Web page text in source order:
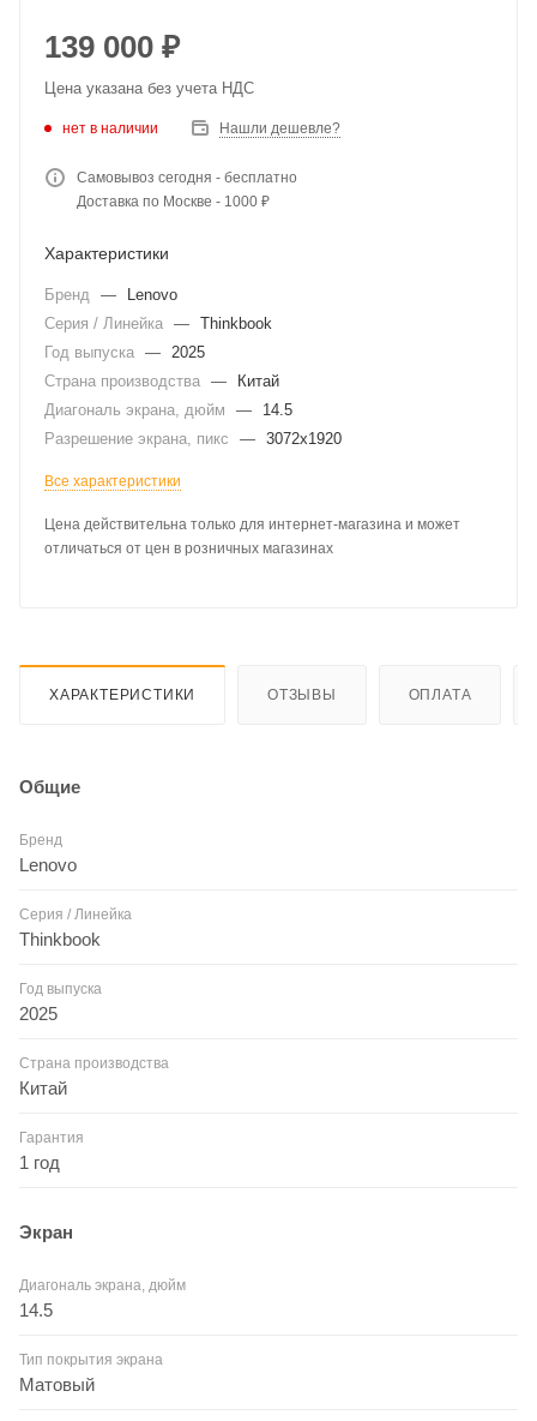
139 000 ₽
Цена указана без учета НДС
нет в наличии Нашли дешевле?
Самовывоз сегодня - бесплатно
Доставка по Москве - 1000 ₽
Характеристики
Бренд —
Lenovo
Серия / Линейка — Thinkbook
Год выпуска — 2025
Страна производства —
Китай
Диагональ экрана, дюйм
—
14.5
Разрешение экрана, пикс
— 3072x1920
Все характеристики
Цена действительна только для интернет-магазина и может
отличаться от цен в розничных магазинах
ХАРАКТЕРИСТИКИ ОТЗЫВЫ ОПЛАТА
Общие
Бренд
Lenovo
Серия / Линейка
Thinkbook
Год выпуска
2025
Страна производства
Китай
Гарантия
1 год
Экран
Диагональ экрана, дюйм
14.5
Тип покрытия экрана
Матовый